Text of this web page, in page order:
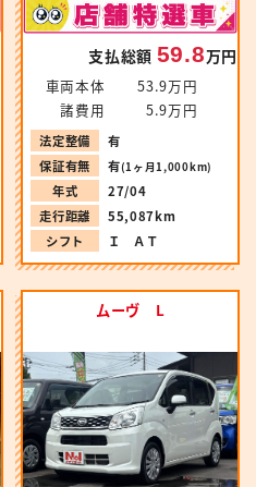
支払総額 59.8万円
車両本体
53.9万円
諸費用
5.9万円
法定整備
有
保証有無
有(1ヶ月1,000km)
年式
27/04
走行距離
55,087km
シフト
Ｉ ＡＴ
ムーヴ L